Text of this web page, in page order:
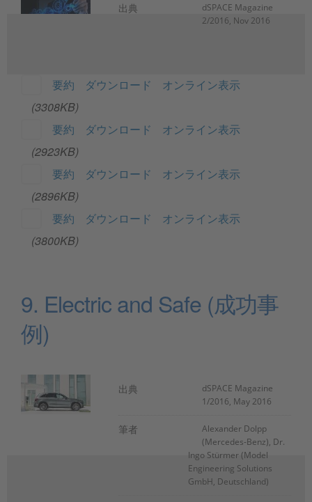
出典
dSPACE Magazine
2/2016, Nov 2016
要約 ダウンロード
オンライン表示
(3308KB)
要約
ダウンロード
オンライン表示
(2923KB)
要約
ダウンロード
オンライン表示
(2896KB)
要約
ダウンロード
オンライン表示
(3800KB)
9. Electric and Safe (成功事
例)
出典
dSPACE Magazine
1/2016, May 2016
筆者
Alexander Dolpp
(Mercedes-Benz), Dr.
Ingo Stürmer (Model
Engineering Solutions
GmbH, Deutschland)